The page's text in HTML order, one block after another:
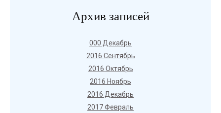
Архив записей
000 Декабрь
2016 Сентябрь
2016 Октябрь
2016 Ноябрь
2016 Декабрь
2017 Февраль